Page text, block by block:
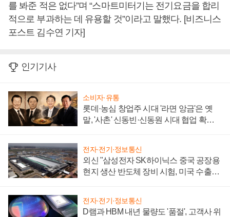
를 봐준 적은 없다”며 “스마트미터기는 전기요금을 합리
적으로 부과하는 데 유용할 것”이라고 말했다. [비즈니스
포스트 김수연 기자]
인기기사
소비자·유통
롯데·농심 창업주 시대 '라면 앙금'은 옛
말, '사촌' 신동빈·신동원 시대 협업 확대
전자·전기·정보통신
외신 "삼성전자 SK하이닉스 중국 공장용
현지 생산 반도체 장비 시험, 미국 수출통
전자·전기·정보통신
D램과 HBM 내년 물량도 '품절', 고객사 위